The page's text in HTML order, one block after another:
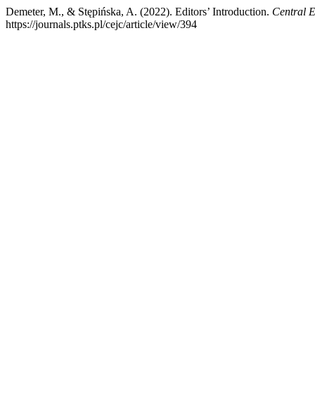
Demeter, M., & Stępińska, A. (2022). Editors’ Introduction. Central
https://journals.ptks.pl/cejc/article/view/394